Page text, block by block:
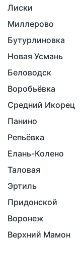
Лиски
Миллерово
Бутурлиновка
Новая Усмань
Беловодск
Воробьёвка
Средний Икорец
Панино
Репьёвка
Елань-Колено
Таловая
Эртиль
Придонской
Воронеж
Верхний Мамон